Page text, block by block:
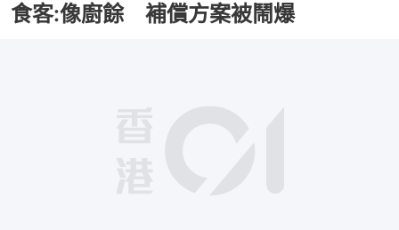
食客:像廚餘 補償方案被鬧爆